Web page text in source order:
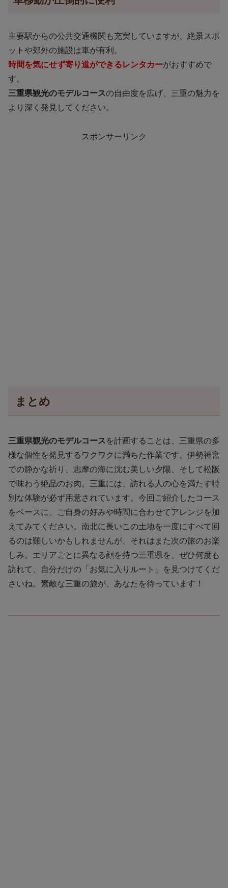
主要駅からの公共交通機関も充実していますが、絶景スポ
ットや郊外の施設は車が有利。
時間を気にせず寄り道ができるレンタカーがおすすめで
す。
三重県観光のモデルコースの自由度を広げ、三重の魅力を
より深く発見してください。
スポンサーリンク
まとめ
三重県観光のモデルコース を計画することは、三重県の多
様な個性を発見するワクワクに満ちた作業です。伊勢神宮
での静かな祈り、志摩の海に沈む美しい夕陽、そして松阪
で味わう絶品のお肉。三重には、訪れる人の心を満たす特
別な体験が必ず用意されています。今回ご紹介したコース
をベースに、ご自身の好みや時間に合わせてアレンジを加
えてみてください。南北に長いこの土地を一度にすべて回
るのは難しいかもしれませんが、それはまた次の旅のお楽
しみ。エリアごとに異なる顔を持つ三重県を、ぜひ何度も
訪れて、自分だけの「お気に入りルート」を見つけてくだ
さいね。素敵な三重の旅が、あなたを待っています！